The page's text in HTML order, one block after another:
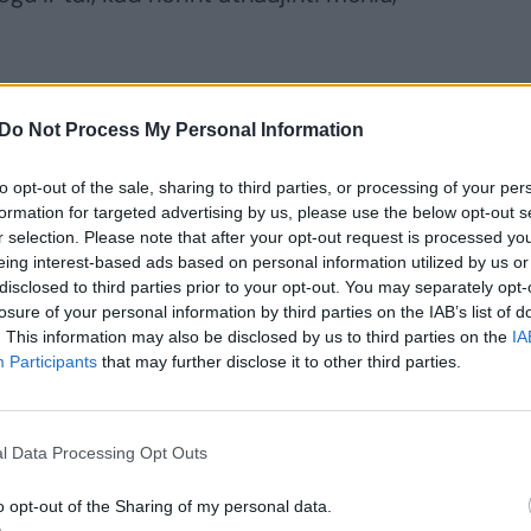
Do Not Process My Personal Information
opt-out of the sale, sharing to third parties, or processing of your
for targeted advertising by us, please use the below opt-out
selection. Please note that after your opt-out request is processed
interest-based ads based on personal information utilized by us
to third parties prior to your opt-out. You may separately
of your personal information by third parties on the IAB’s list of
This information may also be disclosed by us to third parties on the
Participants that may further disclose it to other third parties.
Data Processing Opt Outs
opt-out of the Sharing of my personal data.
kad nors jūsų dažnai lankomame
kodas greičiausiai jokio pavojaus
ir sukčių įrankiu, tad būtina visuomet
pamatytus ir akį patraukiančius kodus.
atkreipia dėmesį, kad kibernetinių
kodai, pasitaiko vis dažniau“, – sako D.